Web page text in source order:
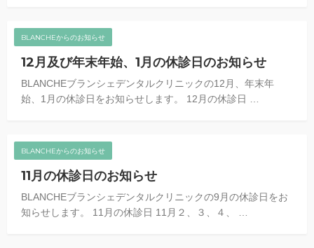
BLANCHEからのお知らせ
12月及び年末年始、1月の休診日のお知らせ
BLANCHEブランシェデンタルクリニックの12月、年末年
始、1月の休診日をお知らせします。 12月の休診日 …
BLANCHEからのお知らせ
11月の休診日のお知らせ
BLANCHEブランシェデンタルクリニックの9月の休診日をお
知らせします。 11月の休診日 11月２、３、４、 …